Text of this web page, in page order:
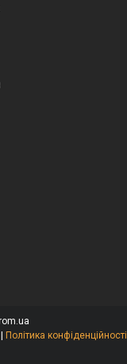
Політика конфіденційності